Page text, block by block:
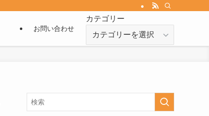
お問い合わせ
カテゴリー